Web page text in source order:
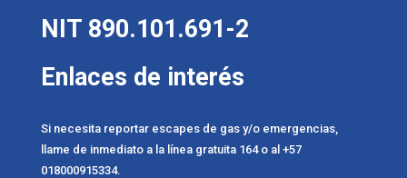
NIT 890.101.691-2
Enlaces de interés
Si necesita reportar escapes de gas y/o emergencias,
llame de inmediato a la línea gratuita 164 o al +57
018000915334.